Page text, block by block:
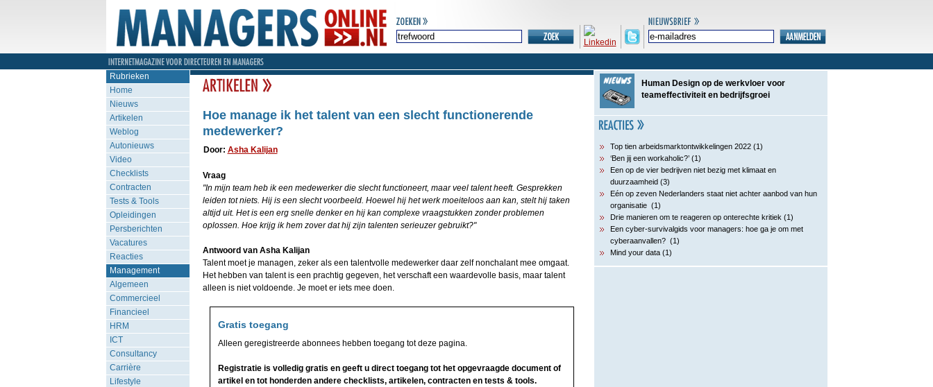
Rubrieken
Home
Nieuws
Artikelen
Weblog
Autonieuws
Video
Checklists
Contracten
Tests & Tools
Opleidingen
Persberichten
Vacatures
Reacties
Management
Algemeen
Commercieel
Financieel
HRM
ICT
Consultancy
Carrière
Lifestyle
Hoe manage ik het talent van een slecht functionerende
medewerker?
Door: Asha Kalijan
Vraag
"In mijn team heb ik een medewerker die slecht functioneert, maar veel talent heeft. Gesprekken
leiden tot niets. Hij is een slecht voorbeeld. Hoewel hij het werk moeiteloos aan kan, stelt hij taken
altijd uit. Het is een erg snelle denker en hij kan complexe vraagstukken zonder problemen
oplossen. Hoe krijg ik hem zover dat hij zijn talenten serieuzer gebruikt?"
Antwoord van Asha Kalijan
Talent moet je managen, zeker als een talentvolle medewerker daar zelf nonchalant mee omgaat.
Het hebben van talent is een prachtig gegeven, het verschaft een waardevolle basis, maar talent
alleen is niet voldoende. Je moet er iets mee doen.
Gratis toegang
Alleen geregistreerde abonnees hebben toegang tot deze pagina.
Registratie is volledig gratis en geeft u direct toegang tot het opgevraagde document of
artikel en tot honderden andere checklists, artikelen, contracten en tests & tools.
Human Design op de werkvloer voor
teameffectiviteit en bedrijfsgroei
Top tien arbeidsmarktontwikkelingen 2022 (1)
‘Ben jij een workaholic?’ (1)
Een op de vier bedrijven niet bezig met klimaat en
duurzaamheid (3)
Eén op zeven Nederlanders staat niet achter aanbod van hun
organisatie (1)
Drie manieren om te reageren op onterechte kritiek (1)
Een cyber-survivalgids voor managers: hoe ga je om met
cyberaanvallen? (1)
Mind your data (1)